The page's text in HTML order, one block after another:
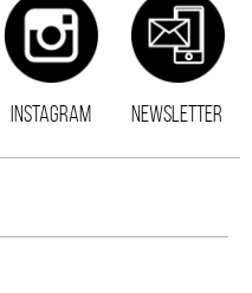
INSTAGRAM NEWSLETTER